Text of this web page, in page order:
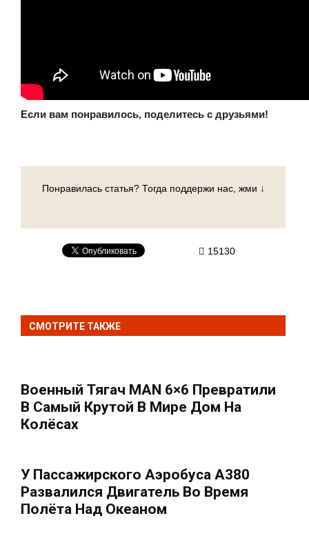
Если вам понравилось, поделитесь с друзьями!
Понравилась статья? Тогда поддержи нас, жми ↓
15130
СМОТРИТЕ ТАКЖЕ
Военный Тягач MAN 6×6 Превратили
В Самый Крутой В Мире Дом На
Колёсах
У Пассажирского Аэробуса А380
Развалился Двигатель Во Время
Полёта Над Океаном